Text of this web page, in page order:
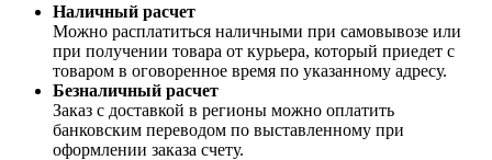
Наличный расчет
Можно расплатиться наличными при самовывозе или
при получении товара от курьера, который приедет с
товаром в оговоренное время по указанному адресу.
Безналичный расчет
Заказ c доставкой в регионы можно оплатить
банковским переводом по выставленному при
оформлении заказа счету.